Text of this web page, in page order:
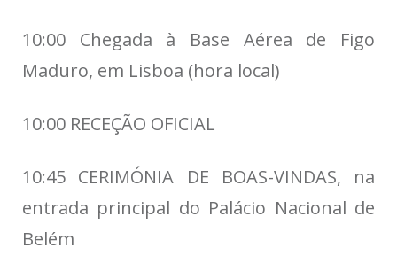
10:00 Chegada à Base Aérea de Figo
Maduro, em Lisboa (hora local)
10:00 RECEÇÃO OFICIAL
10:45 CERIMÓNIA DE BOAS-VINDAS, na
entrada principal do Palácio Nacional de
Belém